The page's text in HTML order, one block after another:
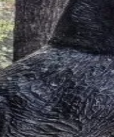
峰糖社交